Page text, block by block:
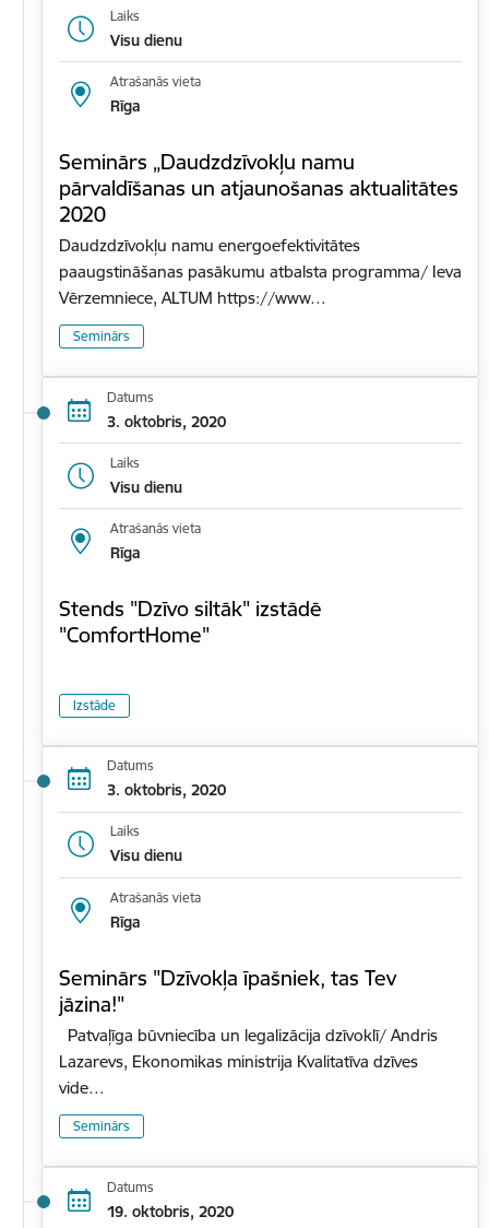
Laiks
Visu dienu
Atrašanās vieta
Rīga
Seminārs „Daudzdzīvokļu namu
pārvaldīšanas un atjaunošanas aktualitātes
2020
Daudzdzīvokļu namu energoefektivitātes
paaugstināšanas pasākumu atbalsta programma/ Ieva
Vērzemniece, ALTUM https://www…
Seminārs
Datums
3. oktobris, 2020
Laiks
Visu dienu
Atrašanās vieta
Rīga
Stends "Dzīvo siltāk" izstādē
"ComfortHome"
Izstāde
Datums
3. oktobris, 2020
Laiks
Visu dienu
Atrašanās vieta
Rīga
Seminārs "Dzīvokļa īpašniek, tas Tev
jāzina!"
Patvaļīga būvniecība un legalizācija dzīvoklī/ Andris
Lazarevs, Ekonomikas ministrija Kvalitatīva dzīves
vide…
Seminārs
Datums
19. oktobris, 2020